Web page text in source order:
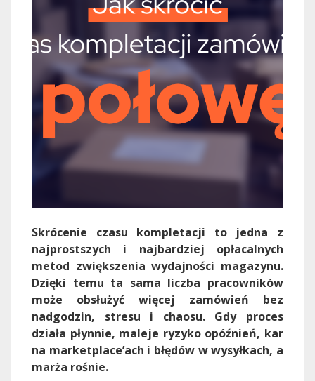
Skrócenie czasu kompletacji to jedna z
najprostszych i najbardziej opłacalnych
metod zwiększenia wydajności magazynu.
Dzięki temu ta sama liczba pracowników
może obsłużyć więcej zamówień bez
nadgodzin, stresu i chaosu. Gdy proces
działa płynnie, maleje ryzyko opóźnień, kar
na marketplace’ach i błędów w wysyłkach, a
marża rośnie.